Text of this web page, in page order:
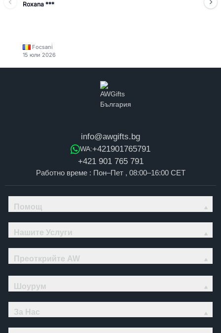
Roxana ***
Focsani
15 юли 2026
info@awgifts.bg
WA:+421901765791
+421 901 765 791
Работно време : Пон–Пет , 08:00–16:00 CET
Помощ
Нашите Услуги
Преоткрийте AW
Шоурум
За Нас